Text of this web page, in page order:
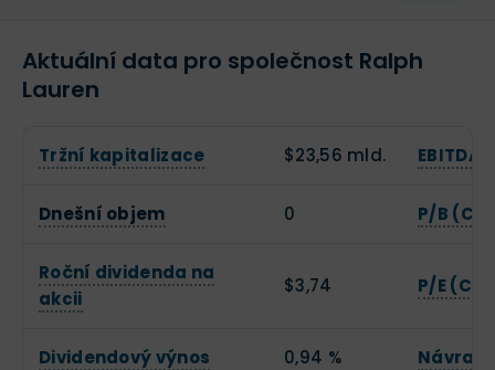
Aktuální data pro společnost Ralph
Lauren
Tržní kapitalizace $23,56 mld. EBITDA
Dnešní objem 0 P/B
Roční dividenda na
akcii
$3,74 P/E
Dividendový výnos 0,94 %